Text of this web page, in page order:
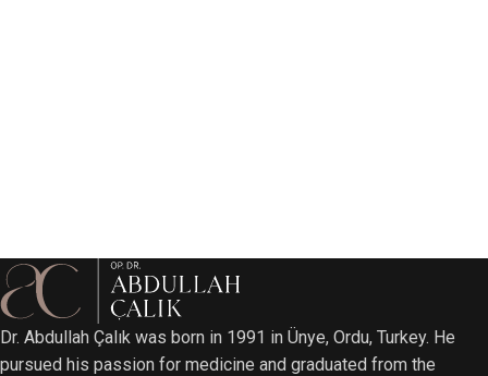
Dr. Abdullah Çalık was born in 1991 in Ünye, Ordu, Turkey. He
pursued his passion for medicine and graduated from the